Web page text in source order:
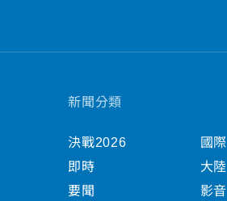
新聞分類
決戰2026
即時
要聞
國際
大陸
影音